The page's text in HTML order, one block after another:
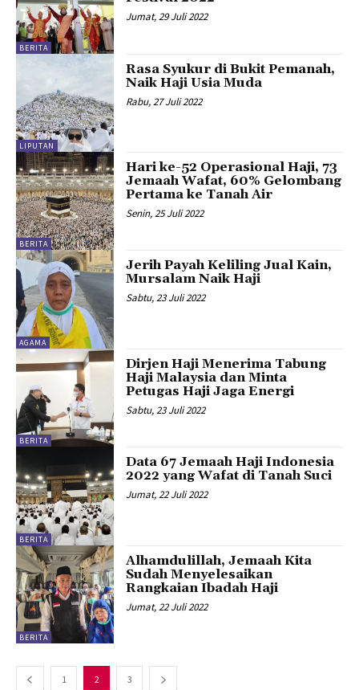
BERITA
Jumat, 29 Juli 2022
LIPUTAN
Rasa Syukur di Bukit Pemanah,
Naik Haji Usia Muda
Rabu, 27 Juli 2022
BERITA
Hari ke-52 Operasional Haji, 73
Jemaah Wafat, 60% Gelombang
Pertama ke Tanah Air
Senin, 25 Juli 2022
AGAMA
Jerih Payah Keliling Jual Kain,
Mursalam Naik Haji
Sabtu, 23 Juli 2022
BERITA
Dirjen Haji Menerima Tabung
Haji Malaysia dan Minta
Petugas Haji Jaga Energi
Sabtu, 23 Juli 2022
BERITA
Data 67 Jemaah Haji Indonesia
2022 yang Wafat di Tanah Suci
Jumat, 22 Juli 2022
BERITA
Alhamdulillah, Jemaah Kita
Sudah Menyelesaikan
Rangkaian Ibadah Haji
Jumat, 22 Juli 2022
1 2 3